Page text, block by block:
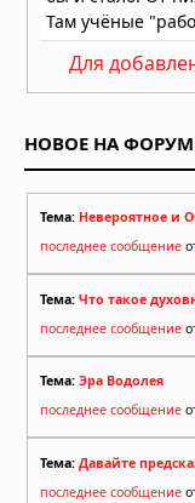
Для
НОВОЕ НА
Тема: Невероятное и
последнее сообщение
Тема: Что такое
последнее сообщение
Тема: Эра Водолея
последнее сообщение
Тема: Давайте
последнее сообщение